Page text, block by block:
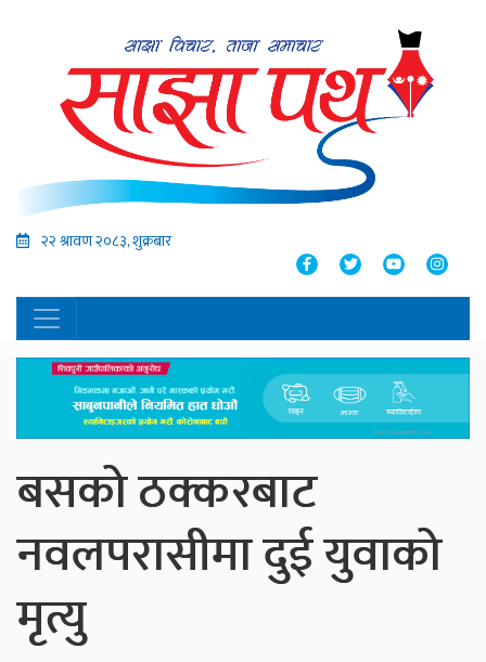
२२ श्रावण २०८३, शुक्रबार
बसको ठक्करबाट
नवलपरासीमा दुई युवाको
मृत्यु